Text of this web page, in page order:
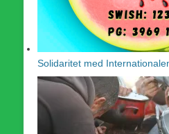
Solidaritet med